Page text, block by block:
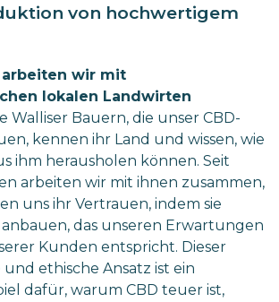
von hochwertigem
arbeiten wir mit
lokalen Landwirten
Walliser Bauern, die unser CBD-
kennen ihr Land und wissen, wie
ihm herausholen können. Seit
arbeiten wir mit ihnen zusammen,
uns ihr Vertrauen, indem sie
das unseren Erwartungen
Kunden entspricht. Dieser
ethische Ansatz ist ein
dafür, warum CBD teuer ist,